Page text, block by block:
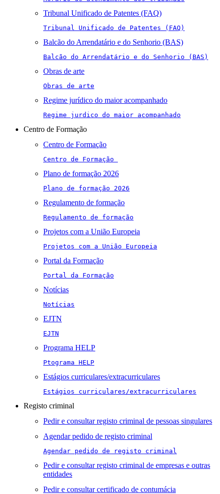
Tribunal Unificado de Patentes (FAQ)
Tribunal Unificado de Patentes (FAQ)
Balcão do Arrendatário e do Senhorio (BAS)
Balcão do Arrendatário e do Senhorio (BAS)
Obras de arte
Obras de arte
Regime jurídico do maior acompanhado
Regime jurdico do maior acompanhado
Centro de Formação
Centro de Formação
Centro de Formação
Plano de formação 2026
Plano de formação 2026
Regulamento de formação
Regulamento de formação
Projetos com a União Europeia
Projetos com a União Europeia
Portal da Formação
Portal da Formação
Notícias
Notícias
EJTN
EJTN
Programa HELP
Ptograma HELP
Estágios curriculares/extracurriculares
Estágios curriculares/extracurriculares
Registo criminal
Pedir e consultar registo criminal de pessoas singulares
Agendar pedido de registo criminal
Agendar pedido de registo criminal
Pedir e consultar registo criminal de empresas e outras
entidades
Pedir e consultar certificado de contumácia